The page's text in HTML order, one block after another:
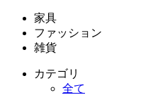
家具
ファッション
雑貨
カテゴリ
全て